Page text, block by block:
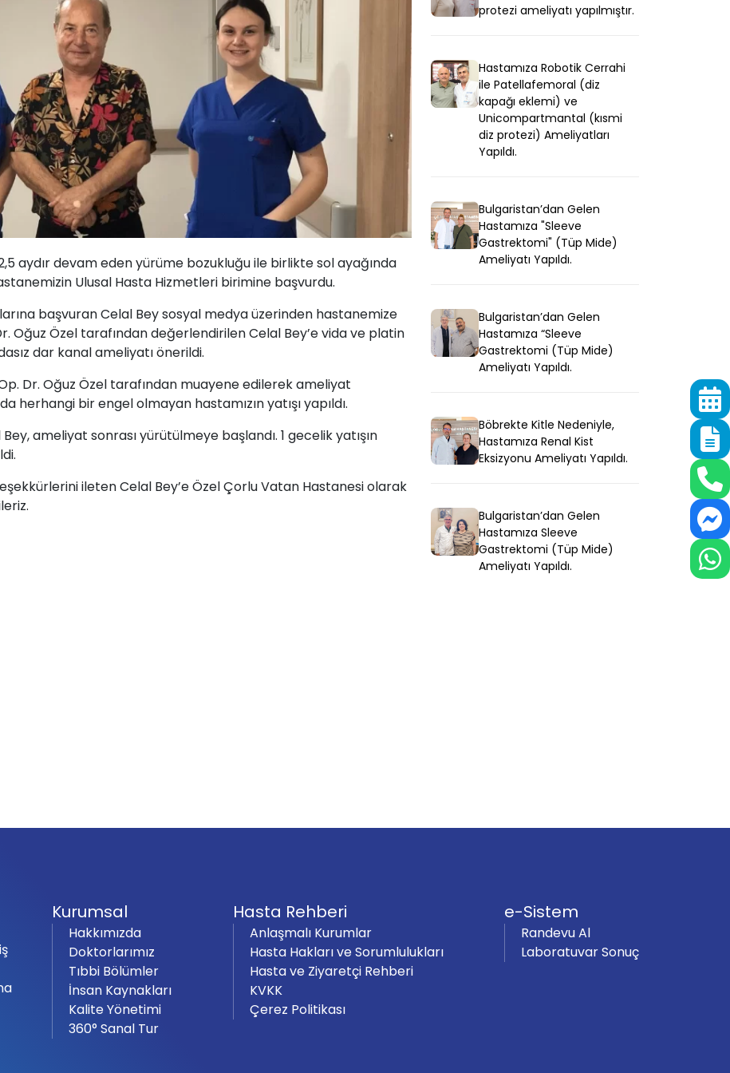
aydır devam eden yürüme bozukluğu ile birlikte sol ayağında
Ulusal Hasta Hizmetleri birimine başvurdu.
başvuran Celal Bey sosyal medya üzerinden hastanemize
Oğuz Özel tarafından değerlendirilen Celal Bey’e vida ve platin
dar kanal ameliyatı önerildi.
Dr. Oğuz Özel tarafından muayene edilerek ameliyat
herhangi bir engel olmayan hastamızın yatışı yapıldı.
ameliyat sonrası yürütülmeye başlandı. 1 gecelik yatışın
ileten Celal Bey’e Özel Çorlu Vatan Hastanesi olarak
protezi ameliyatı yapılmıştır.
Hastamıza Robotik Cerrahi
ile Patellafemoral (diz
kapağı eklemi) ve
Unicompartmantal (kısmi
diz protezi) Ameliyatları
Yapıldı.
Bulgaristan’dan Gelen
Hastamıza "Sleeve
Gastrektomi" (Tüp Mide)
Ameliyatı Yapıldı.
Bulgaristan’dan Gelen
Hastamıza “Sleeve
Gastrektomi (Tüp Mide)
Ameliyatı Yapıldı.
Böbrekte Kitle Nedeniyle,
Hastamıza Renal Kist
Eksizyonu Ameliyatı Yapıldı.
Bulgaristan’dan Gelen
Hastamıza Sleeve
Gastrektomi (Tüp Mide)
Ameliyatı Yapıldı.
Kurumsal
Hakkımızda
Doktorlarımız
Tıbbi Bölümler
İnsan Kaynakları
Kalite Yönetimi
360° Sanal Tur
Hasta Rehberi
Anlaşmalı Kurumlar
Hasta Hakları ve Sorumlulukları
Hasta ve Ziyaretçi Rehberi
KVKK
Çerez Politikası
e-Sistem
Randevu Al
Laboratuvar Sonuç